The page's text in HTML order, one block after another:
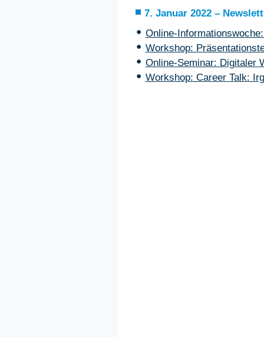
7. Januar 2022 –
Online-
Workshop:
Online-Seminar: Digitaler
Workshop: Career Talk: